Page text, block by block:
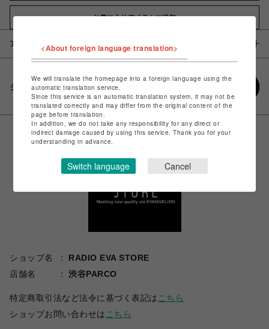
お気に入りアイテムに追加
アイテム説明 / 素材
シェアする
ショップ名
RADIO EVA STORE
店舗名
渋谷PARCO
特定商取引法など法令に基づく表記は こちら
ショップお問い合わせは こちら
<About foreign language translation>
We will translate the homepage into a foreign language using the
automatic translation service.
Since this service is an automatic translation system, it may not be
translated correctly and may differ from the original content of the
page before translation.
In addition, we do not take any responsibility for any direct or
indirect damage caused by using this service. Thank you for your
understanding in advance.
Switch language Cancel